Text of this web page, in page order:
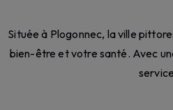
Située à Plogonnec, la ville
bien-être et votre santé. Avec